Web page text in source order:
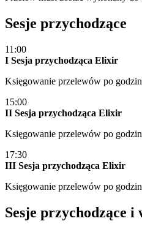
Sesje przychodzące
11:00
I Sesja przychodząca Elixir
Księgowanie przelewów po
15:00
II Sesja przychodząca Elixir
Księgowanie przelewów po
17:30
III Sesja przychodząca Elixir
Księgowanie przelewów po
Sesje przychodzące i